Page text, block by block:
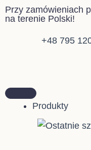
Przejdź
do
Przy zamówieniach
na terenie Polski!
+48 795
Produkty